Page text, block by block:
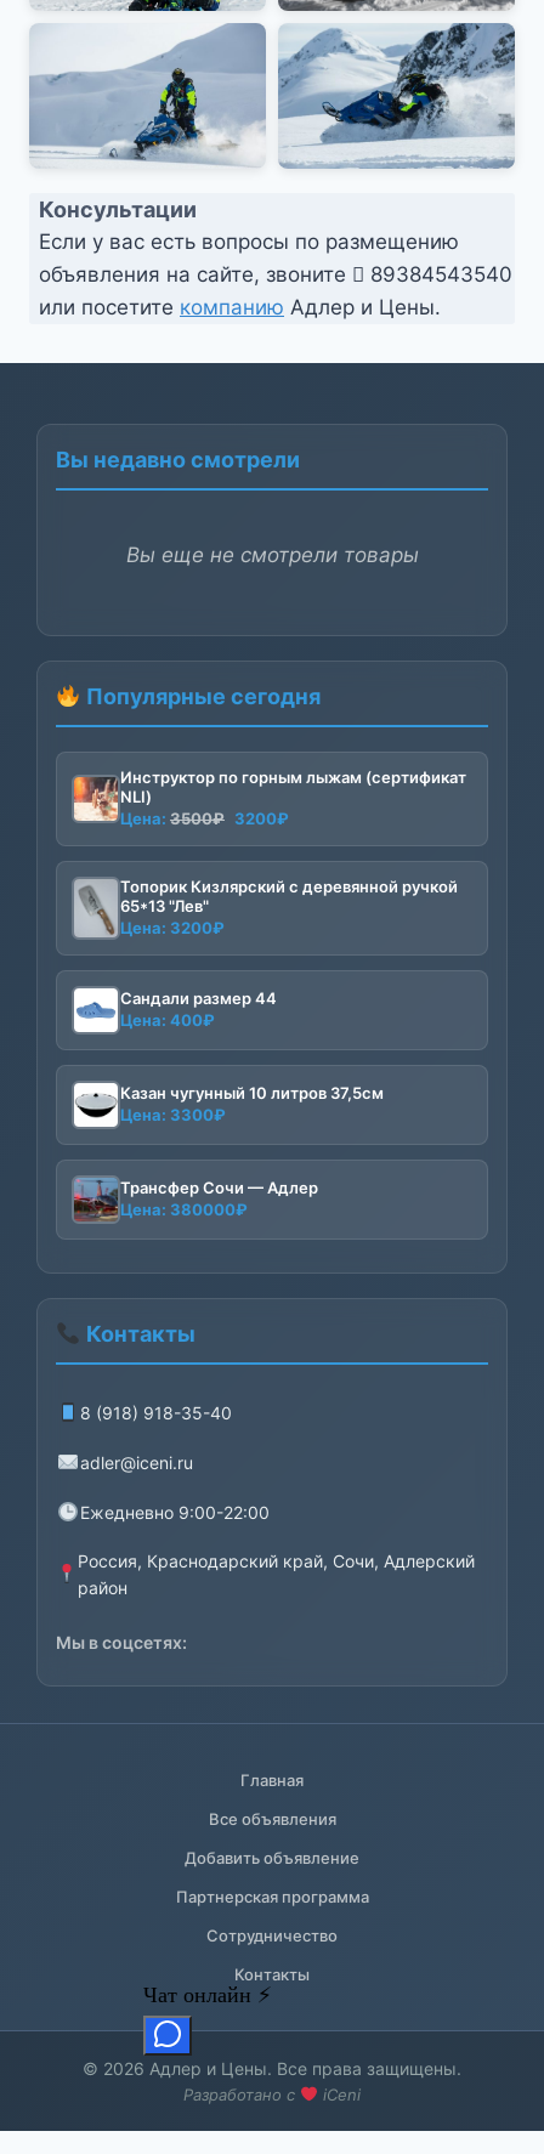
Консультации
Если у вас есть вопросы по размещению
объявления на сайте, звоните
89384543540
или посетите компанию Адлер и Цены.
Вы недавно смотрели
Вы еще не смотрели товары
Популярные сегодня
Инструктор по горным лыжам (сертификат
NLI)
Цена: 3500₽ Первоначальная
составляла
3500₽.
3200₽
3200₽.
Топорик Кизлярский с деревянной ручкой
65*13 "Лев"
Цена: 3200₽
Сандали размер 44
Цена: 400₽
Казан чугунный 10 литров 37,5см
Цена: 3300₽
Трансфер Сочи — Адлер
Цена: 380000₽
Контакты
8 (918) 918-35-40
adler@iceni.ru
Ежедневно 9:00-22:00
Россия, Краснодарский край, Сочи, Адлерский
район
Мы в соцсетях:
Главная
Все объявления
Добавить объявление
Партнерская программа
Сотрудничество
Контакты
© 2026 Адлер и Цены. Все права защищены.
Разработано с iCeni